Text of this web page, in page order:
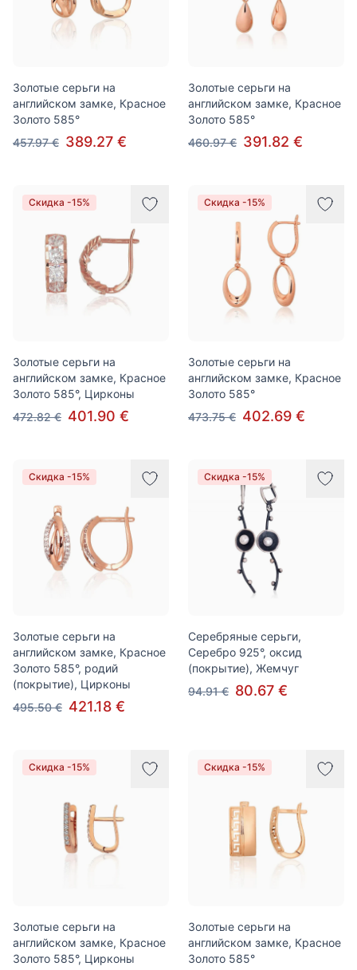
Золотые серьги на
английском замке, Красное
Золото 585°
457.97 € 389.27 €
Золотые серьги на
английском замке, Красное
Золото 585°
460.97 € 391.82 €
Скидка -15%
Золотые серьги на
английском замке, Красное
Золото 585°, Цирконы
472.82 € 401.90 €
Скидка -15%
Золотые серьги на
английском замке, Красное
Золото 585°
473.75 € 402.69 €
Скидка -15%
Золотые серьги на
английском замке, Красное
Золото 585°, родий
(покрытие), Цирконы
495.50 € 421.18 €
Скидка -15%
Серебряные серьги,
Серебро 925°, оксид
(покрытие), Жемчуг
94.91 € 80.67 €
Скидка -15%
Золотые серьги на
английском замке, Красное
Золото 585°, Цирконы
Скидка -15%
Золотые серьги на
английском замке, Красное
Золото 585°